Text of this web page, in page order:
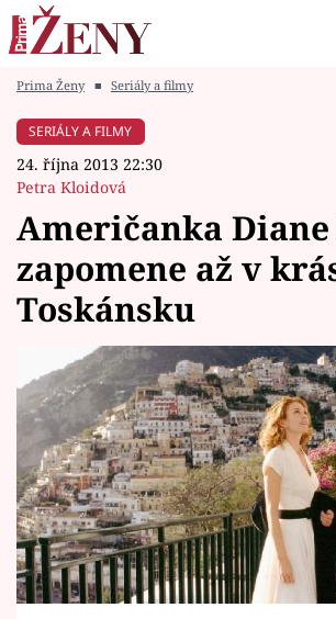
Módní alarm
Témata
Celebrity
Vztahy
Seriály
Horoskopy
Sledujte prima+
Filmový festival Karlovy
Prima Ženy ■ Seriály a filmy
SERIÁLY A FILMY
24. října 2013 22:30
Petra Kloidová
Američanka Diane
zapomene až v
Toskánsku